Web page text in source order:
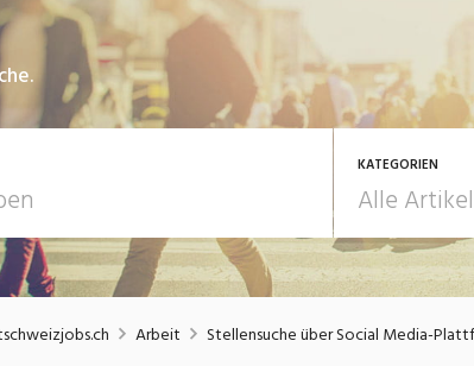
KATEGORIEN
Arbeit
Arbeit Stellensuche über Social Media-